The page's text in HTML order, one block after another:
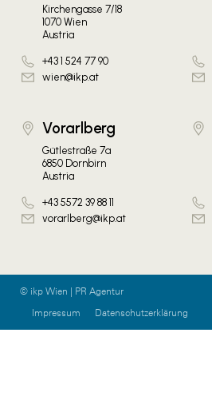
Kirchengasse 7/18
1070 Wien
Austria
+43 1 524 77 90
wien@ikp.at
Vorarlberg
Gütlestraße 7a
6850 Dornbirn
Austria
+43 5572 39 88 11
vorarlberg@ikp.at
© ikp Wien | PR Agentur
Impressum
Datenschutzerklärung